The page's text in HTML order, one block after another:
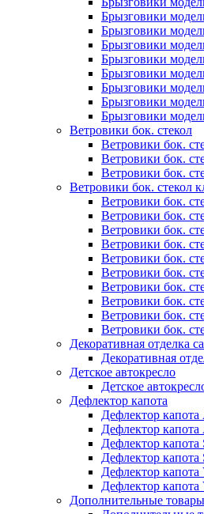
Брызговики
Брызговики
Брызговики
Брызговики
Брызговики
Брызговики
Брызговики
Брызговики
Ветровики бок. стекол
Ветровики бок.
Ветровики бок.
Ветровики бок.
Ветровики бок. стекол
Ветровики бок.
Ветровики бок.
Ветровики бок.
Ветровики бок.
Ветровики бок.
Ветровики бок.
Ветровики бок.
Ветровики бок.
Ветровики бок.
Ветровики бок.
Декоративная отделка
Декоративная
Детское автокресло
Детское
Дефлектор капота
Дефлектор
Дефлектор
Дефлектор капота
Дефлектор капота
Дефлектор
Дефлектор капота
Дополнительные товары